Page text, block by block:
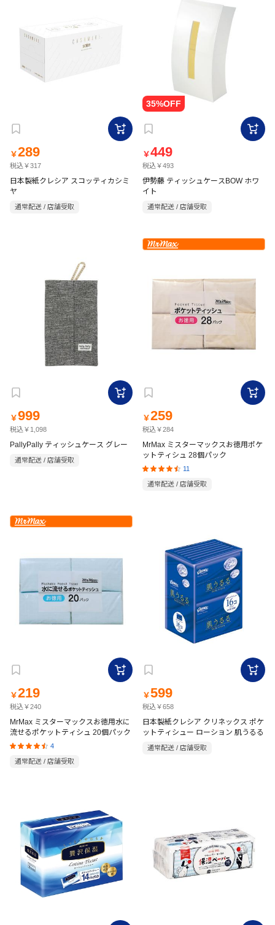
￥289
税込￥317
日本製紙クレシア スコッティカシミ
ヤ
通常配送 / 店舗受取
￥449
税込￥493
伊勢藤 ティッシュケースBOW ホワ
イト
通常配送 / 店舗受取
￥999
税込￥1,098
PallyPally ティッシュケース グレー
通常配送 / 店舗受取
￥259
税込￥284
MrMax ミスターマックスお徳用ポケ
ットティシュ 28個パック
11
通常配送 / 店舗受取
￥219
税込￥240
MrMax ミスターマックスお徳用水に
流せるポケットティシュ 20個パック
4
通常配送 / 店舗受取
￥599
税込￥658
日本製紙クレシア クリネックス ポケ
ットティシュー ローション 肌うるる
通常配送 / 店舗受取